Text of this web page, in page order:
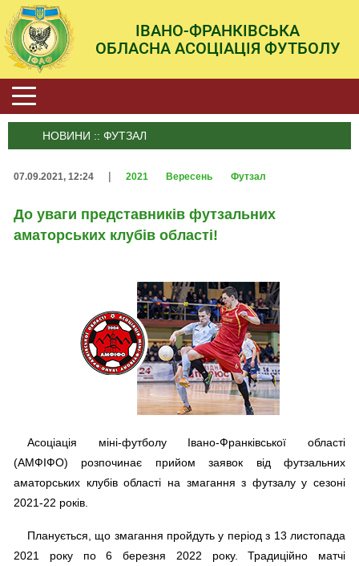
ІВАНО-ФРАНКІВСЬКА
ОБЛАСНА АСОЦІАЦІЯ ФУТБОЛУ
НОВИНИ :: ФУТЗАЛ
07.09.2021, 12:24 | 2021 Вересень Футзал
До уваги представників футзальних
аматорських клубів області!
Асоціація міні-футболу Івано-Франківської області
(АМФІФО) розпочинає прийом заявок від футзальних
аматорських клубів області на змагання з футзалу у сезоні
2021-22 років.
Планується, що змагання пройдуть у період з 13 листопада
2021 року по 6 березня 2022 року. Традиційно матчі